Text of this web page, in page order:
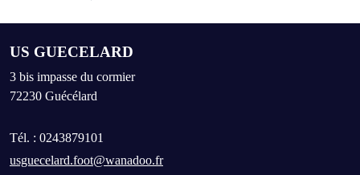
US GUECELARD
3 bis impasse du cormier
72230 Guécélard
Tél. : 0243879101
usguecelard.foot@wanadoo.fr